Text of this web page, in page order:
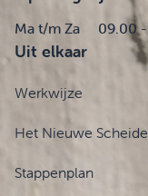
Ma t/m Za 09.00
Uit elkaar
Werkwijze
Het Nieuwe
Stappenplan